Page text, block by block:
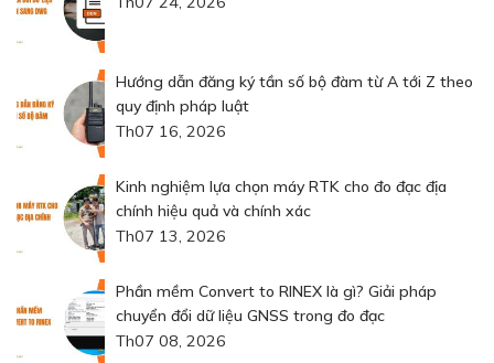
Hướng dẫn đăng ký tần số bộ đàm từ A tới Z theo
quy định pháp luật
Th07 16, 2026
Kinh nghiệm lựa chọn máy RTK cho đo đạc địa
chính hiệu quả và chính xác
Th07 13, 2026
Phần mềm Convert to RINEX là gì? Giải pháp
chuyển đổi dữ liệu GNSS trong đo đạc
Th07 08, 2026